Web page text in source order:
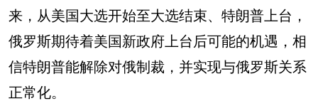
来，从美国大选开始至大选结束、特朗普上台，
俄罗斯期待着美国新政府上台后可能的机遇，相
信特朗普能解除对俄制裁，并实现与俄罗斯关系
正常化。